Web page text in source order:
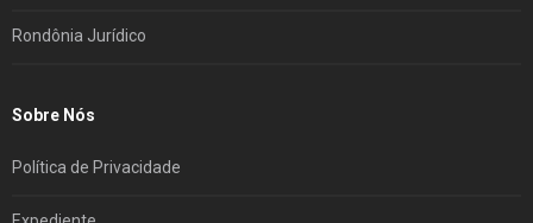
Rondônia Jurídico
Sobre Nós
Política de Privacidade